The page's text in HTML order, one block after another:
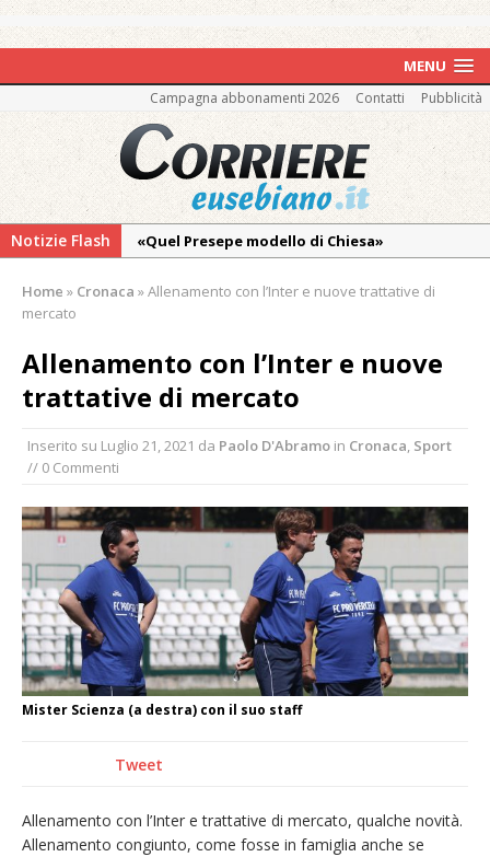
MENU
Campagna abbonamenti 2026 Contatti Pubblicità
Notizie Flash
«Quel Presepe modello di Chiesa»
Ringraziamento: convegno, messa e
Piscina ex Enal non balneabile dopo i controlli
dell’Asl. Il Comune: «Misura precauzionale e
La Pro verso l’avvio della Stagione
carnevale di Santhià. La soddisfazione della
Pro Loco
Il Piemonte ha avviato la richiesta di calamità
naturale per la siccità estrema e gli incendi
Crisi idrica: il Comune di Vercelli introduce
alcune limitazioni all’utilizzo dell’acqua
Dieci anni fa l’ingresso a Vercelli
Home » Cronaca »Allenamento con l’Inter e nuove trattative di
mercato
Allenamento con l’Inter e nuove
trattative di mercato
Inserito su Luglio 21, 2021 da Paolo D'Abramo in Cronaca Sport
// 0 Commenti
Mister Scienza (a destra) con il suo staff
Tweet
Allenamento con l’Inter e trattative di mercato, qualche novità.
Allenamento congiunto, come fosse in famiglia anche se